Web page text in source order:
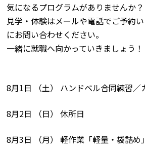
気になるプログラムがありませんか？
見学・体験はメールや電話でご予約
にお問い合わせください。
一緒に就職へ向かっていきましょう！
8月1日 （土） ハンドベル合同練習／
8月2日 （日） 休所日
8月3日 （月） 軽作業「軽量・袋詰め」